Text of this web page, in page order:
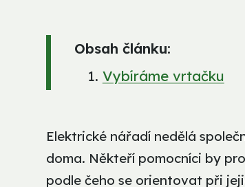
Obsah článku:
Vybíráme vrtačku
Elektrické nářadí nedělá
doma. Někteří pomocníci by
podle čeho se orientovat při